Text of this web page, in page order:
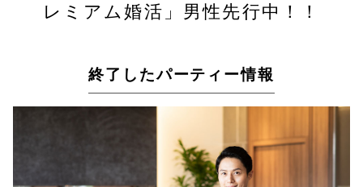
レミアム婚活」男性先行中！！
終了したパーティー情報